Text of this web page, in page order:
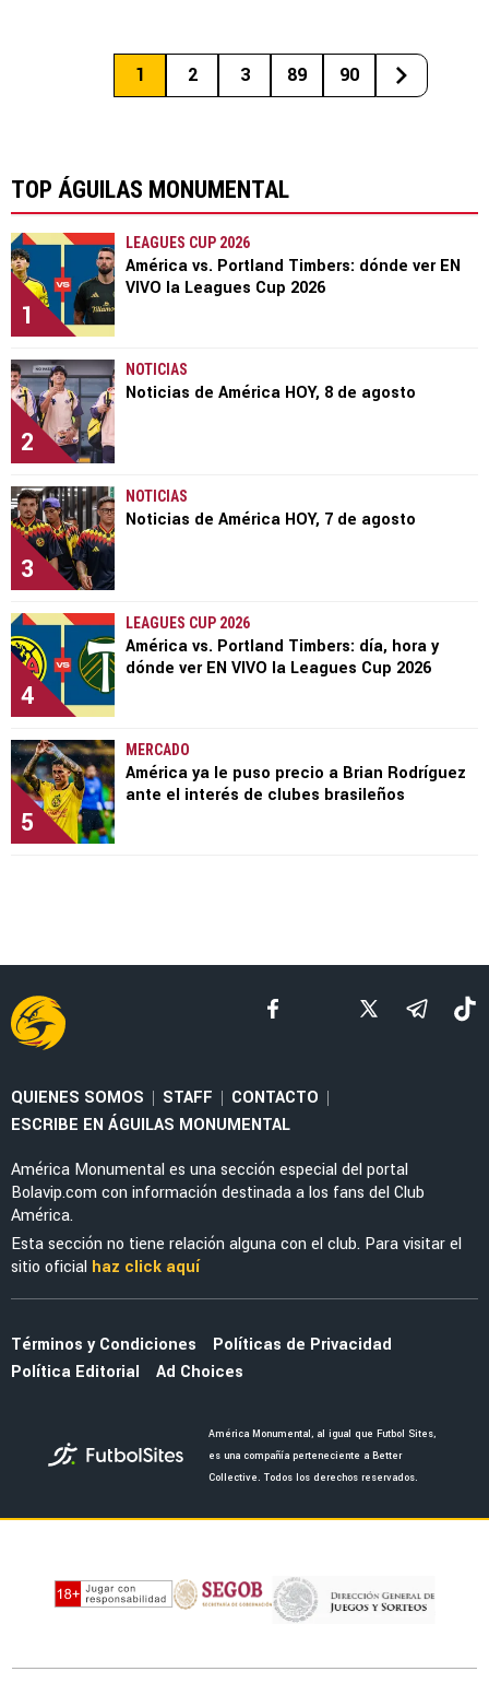
1 2 3 89 90
TOP ÁGUILAS MONUMENTAL
1
LEAGUES CUP 2026
América vs. Portland Timbers: dónde ver EN
VIVO la Leagues Cup 2026
2
NOTICIAS
Noticias de América HOY, 8 de agosto
3
NOTICIAS
Noticias de América HOY, 7 de agosto
4
LEAGUES CUP 2026
América vs. Portland Timbers: día, hora y
dónde ver EN VIVO la Leagues Cup 2026
5
MERCADO
América ya le puso precio a Brian Rodríguez
ante el interés de clubes brasileños
QUIENES SOMOS | STAFF | CONTACTO |
ESCRIBE EN ÁGUILAS MONUMENTAL
América Monumental es una sección especial del portal
Bolavip.com con información destinada a los fans del Club
América.
Esta sección no tiene relación alguna con el club. Para visitar el
sitio oficial haz click aquí
Términos y Condiciones
Políticas de Privacidad
Política Editorial
Ad Choices
América Monumental, al igual que Futbol Sites,
es una compañía perteneciente a Better
Collective. Todos los derechos reservados.